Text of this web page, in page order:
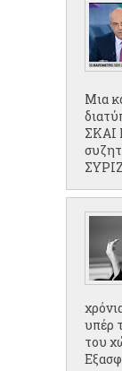
Μια
ΣΚΑΙ
υπέρ
του